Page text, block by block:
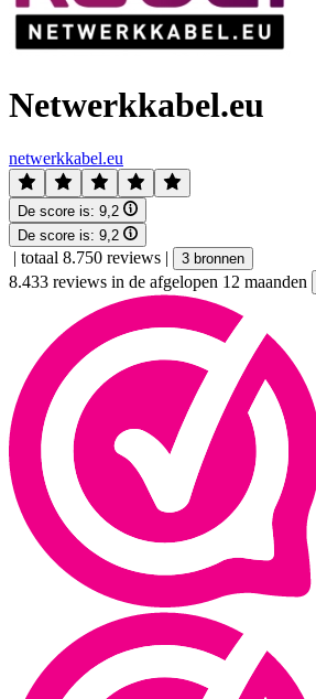
Netwerkkabel.eu
netwerkkabel.eu
De score is: 9,2
De score is: 9,2
| totaal 8.750 reviews | 3 bronnen
8.433 reviews in de afgelopen 12 maanden